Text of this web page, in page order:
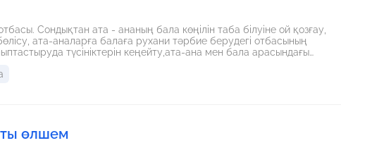
Сондықтан ата - ананың бала көңілін таба білуіне ой қозғау,
ата-аналарға балаға рухани тәрбие берудегі отбасының
түсініктерін кеңейту,ата-ана мен бала арасындағы
өлшем